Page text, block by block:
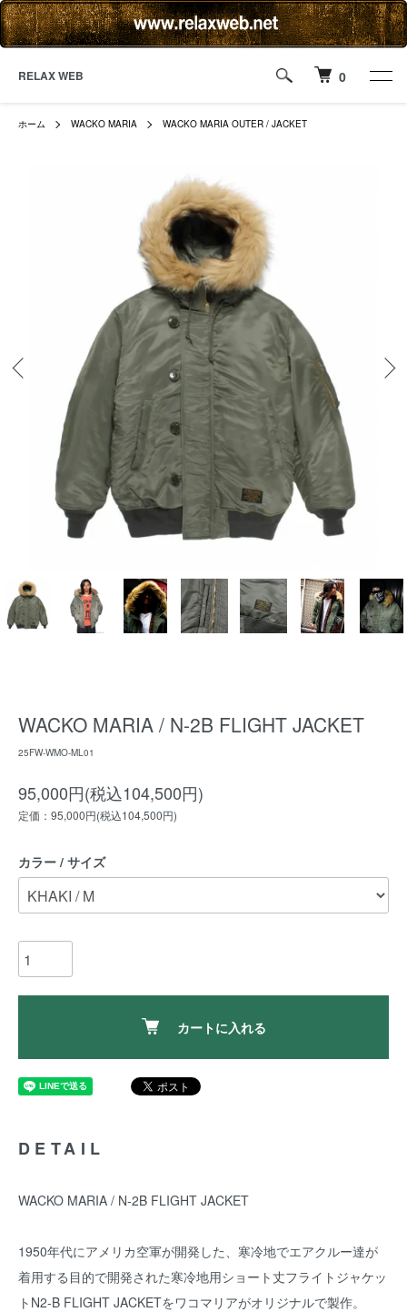
RELAX WEB 0
ホーム WACKO MARIA WACKO MARIA OUTER / JACKET
WACKO MARIA / N-2B FLIGHT JACKET
25FW-WMO-ML01
95,000円(税込104,500円)
定価：95,000円(税込104,500円)
カラー / サイズ
カートに入れる
DETAIL
WACKO MARIA / N-2B FLIGHT JACKET
1950年代にアメリカ空軍が開発した、寒冷地でエアクルー達が
着用する目的で開発された寒冷地用ショート丈フライトジャケッ
トN2-B FLIGHT JACKETをワコマリアがオリジナルで製作。